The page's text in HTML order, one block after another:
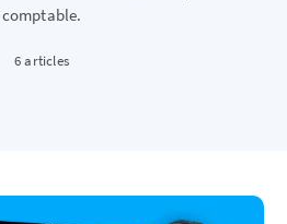
comptable.
6 articles